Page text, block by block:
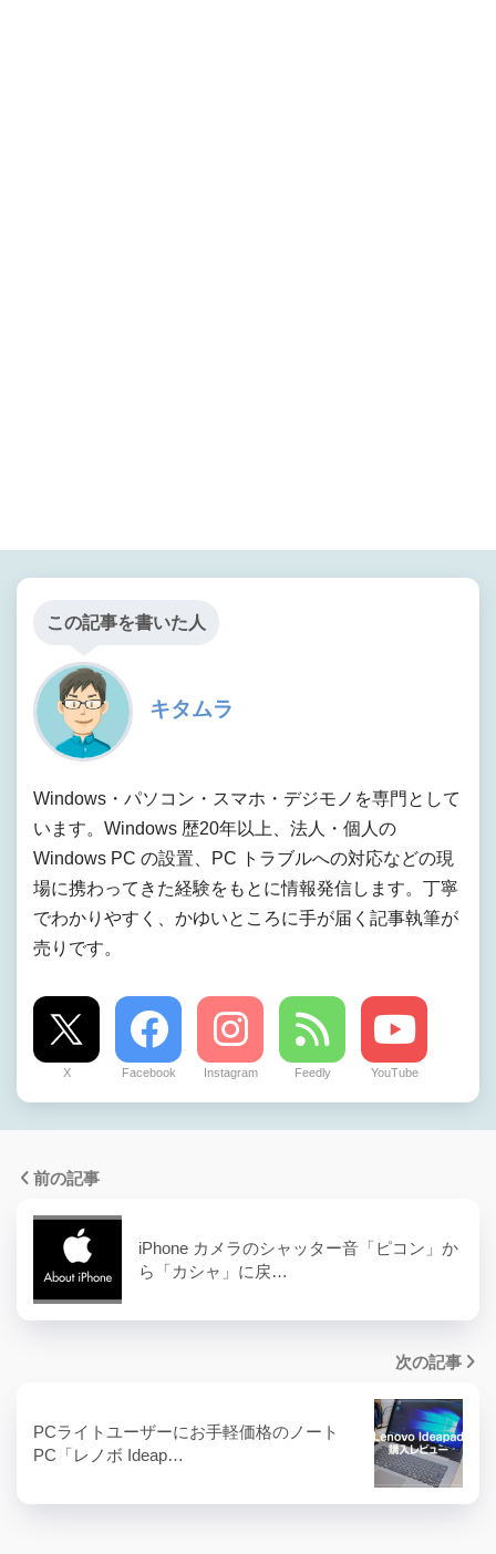
この記事を書いた人
キタムラ
Windows・パソコン・スマホ・デジモノを専門として
います。Windows 歴20年以上、法人・個人の
Windows PC の設置、PC トラブルへの対応などの現
場に携わってきた経験をもとに情報発信します。丁寧
でわかりやすく、かゆいところに手が届く記事執筆が
売りです。
X Facebook Instagram Feedly YouTube
前の記事
iPhone カメラのシャッター音「ピコン」か
ら「カシャ」に戻…
次の記事
PCライトユーザーにお手軽価格のノート
PC「レノボ Ideap…